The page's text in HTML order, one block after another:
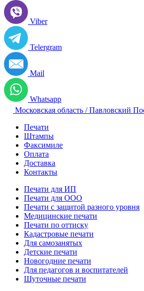
Viber
Telergram
Mail
Whatsapp
Московская область / Павловский
Печати
Штампы
Факсимиле
Оплата
Доставка
Контакты
Печати для ИП
Печати для ООО
Печати с защитой разного уровня
Медицинские печати
Печати по оттиску
Кадастровые печати
Для самозанятых
Детские печати
Новогодние печати
Для педагогов и воспитателей
Шуточные печати